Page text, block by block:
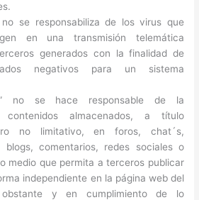
no se responsabiliza de los virus que
en una transmisión telemática
generados con la finalidad de
negativos para un sistema
no se hace responsable de la
contenidos almacenados, a título
no limitativo, en foros, chat´s,
blogs, comentarios, redes sociales o
medio que permita a terceros publicar
independiente en la página web del
obstante y en cumplimiento de lo